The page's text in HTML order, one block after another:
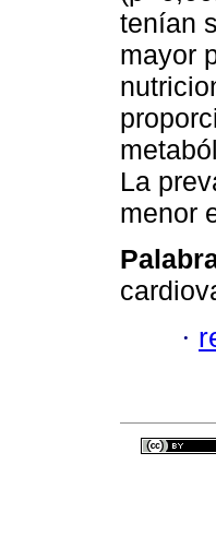
tenían
mayor
La
menor
·